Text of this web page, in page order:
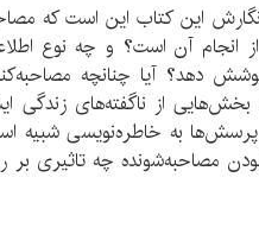
این کتاب این است که
انجام آن است؟ و چه نوع
پوشش دهد؟ آیا چنانچه
از ناگفته‌های زندگی
به خاطره‌نویسی شبیه
مصاحبه‌شونده چه تاثیری بر